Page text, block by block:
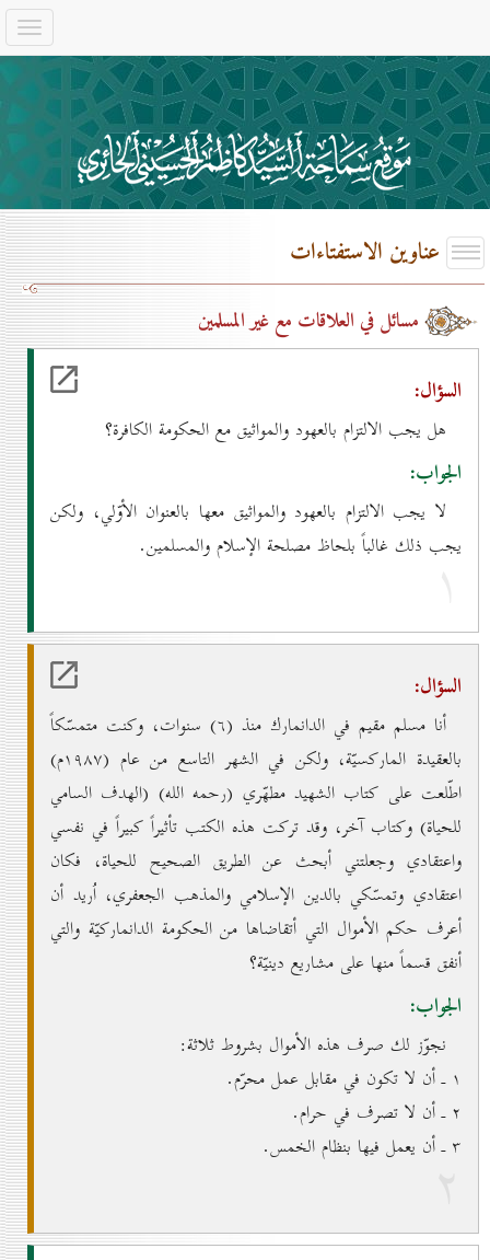
عناوين الاستفتاءات
مسائل في العلاقات مع غير المسلمين
السؤال:
هل يجب الالتزام بالعهود والمواثيق مع الحكومة الكافرة؟
الجواب:
لا يجب الالتزام بالعهود والمواثيق معها بالعنوان الأوّلي، ولكن
يجب ذلك غالباً بلحاظ مصلحة الإسلام والمسلمين.
۱
السؤال:
أنا مسلم مقيم في الدانمارك منذ (٦) سنوات، وكنت متمسّكاً
بالعقيدة الماركسيّة، ولكن في الشهر التاسع من عام (۱۹۸۷م)
اطّلعت على كتاب الشهيد مطهّري (رحمه الله) (الهدف السامي
للحياة) وكتاب آخر، وقد تركت هذه الكتب تأثيراً كبيراً في نفسي
واعتقادي وجعلتني أبحث عن الطريق الصحيح للحياة، فكان
اعتقادي وتمسّكي بالدين الإسلامي والمذهب الجعفري، اُريد أن
أعرف حكم الأموال التي أتقاضاها من الحكومة الدانماركيّة والتي
أنفق قسماً منها على مشاريع دينيّة؟
الجواب:
نجوّز لك صرف هذه الأموال بشروط ثلاثة:
۱ ـ أن لا تكون في مقابل عمل محرّم.
۲ ـ أن لا تصرف في حرام.
۳ ـ أن يعمل فيها بنظام الخمس.۲